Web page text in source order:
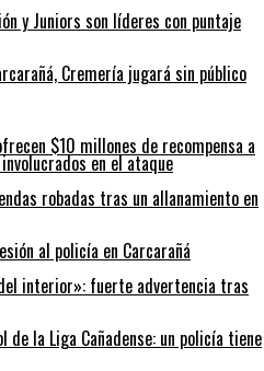
y Juniors son líderes con puntaje
Cremería jugará sin público
$10 millones de recompensa a
en el ataque
robadas tras un allanamiento en
al policía en Carcarañá
interior»: fuerte advertencia tras
de la Liga Cañadense: un policía tiene